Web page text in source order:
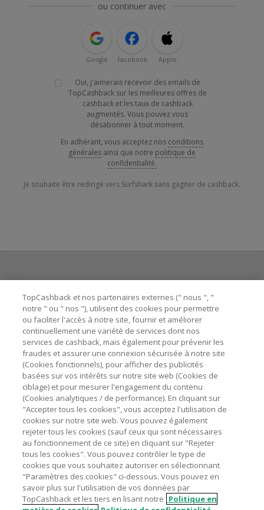
ou continuer avec
Google Facebook Apple
Oui, j'aimerais recevoir des emails de
TopCashback sur les meilleures offres de
cashback et les taux de cashback
augmentés. Vous pouvez vous
désabonner à tout moment.
En adhérant, vous acceptez nos conditions
générales ainsi que notre politique de
confidentialité.
Je souhaite être redirigé vers Surfshark sans gagner de cashback.
Besoin d'aide ?
Astuces pour économiser
A propos de
Contactez-nous
Mentions légales
Nos sites UK US CN JP DE AU
TopCashback et nos partenaires externes (" nous ", "
notre " ou " nos "), utilisent des cookies pour permettre
ou faciliter l'accès à notre site, fournir et améliorer
continuellement une variété de services dont nos
services de cashback, mais également pour prévenir les
fraudes et assurer une connexion sécurisée à notre site
(Cookies fonctionnels), pour afficher des publicités
basées sur vos intérêts sur notre site web (Cookies de
ciblage) et pour mesurer l'engagement du contenu
(Cookies analytiques / de performance). En cliquant sur
"Accepter tous les cookies", vous acceptez l'utilisation de
cookies sur notre site web. Vous pouvez également
rejeter tous les cookies (sauf ceux qui sont nécessaires
au fonctionnement de ce site) en cliquant sur "Rejeter
tous les cookies". Vous pouvez contrôler le type de
cookies que vous souhaitez autoriser en sélectionnant
"Paramètres des cookies" ci-dessous. Vous pouvez en
savoir plus sur l'utilisation de vos données par
TopCashback et les tiers en lisant notre Politique en